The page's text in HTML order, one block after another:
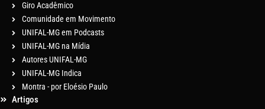
Giro Acadêmico
Comunidade em Movimento
UNIFAL-MG em Podcasts
UNIFAL-MG na Mídia
Autores UNIFAL-MG
UNIFAL-MG Indica
Montra - por Eloésio Paulo
Artigos